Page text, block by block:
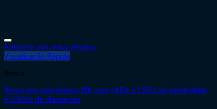
Adicionar aos meus desejos
Visualização Rápida
Brinco
Brinco em ouro branco 18k, com 1.45ct e 1.55ct de esmeraldas
e 0.90ct de diamantes